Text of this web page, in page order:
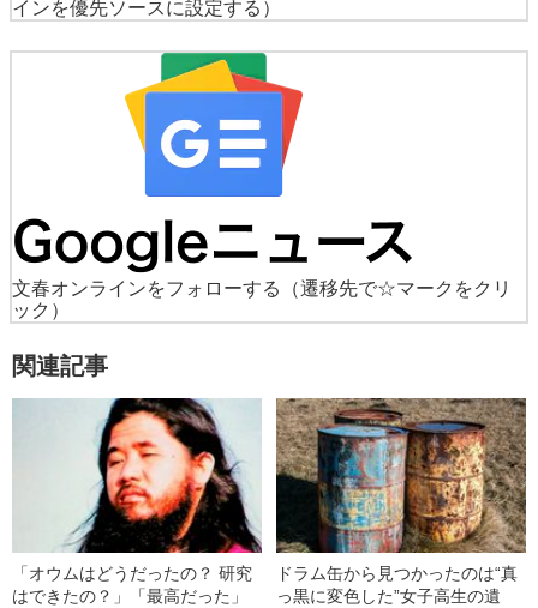
インを優先ソースに設定する）
文春オンラインをフォローする
（遷移先で☆マークをクリ
ック）
関連記事
「オウムはどうだったの？ 研究
はできたの？」「最高だった」
ドラム缶から見つかったのは“真
っ黒に変色した”女子高生の遺